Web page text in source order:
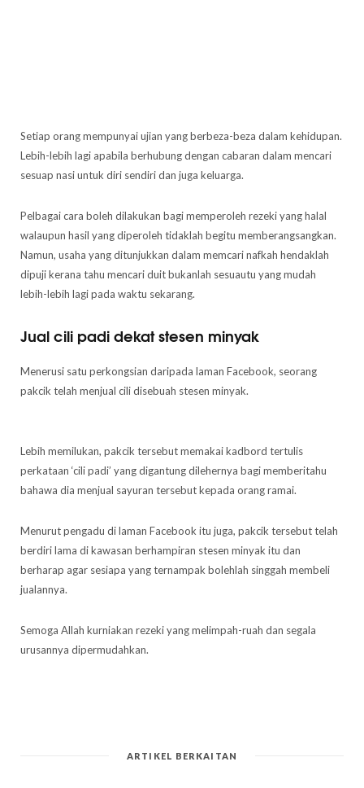
Setiap orang mempunyai ujian yang berbeza-beza dalam kehidupan.
Lebih-lebih lagi apabila berhubung dengan cabaran dalam mencari
sesuap nasi untuk diri sendiri dan juga keluarga.
Pelbagai cara boleh dilakukan bagi memperoleh rezeki yang halal
walaupun hasil yang diperoleh tidaklah begitu memberangsangkan.
Namun, usaha yang ditunjukkan dalam memcari nafkah hendaklah
dipuji kerana tahu mencari duit bukanlah sesuautu yang mudah
lebih-lebih lagi pada waktu sekarang.
Jual cili padi dekat stesen minyak
Menerusi satu perkongsian daripada laman Facebook, seorang
pakcik telah menjual cili disebuah stesen minyak.
Lebih memilukan, pakcik tersebut memakai kadbord tertulis
perkataan ‘cili padi’ yang digantung dilehernya bagi memberitahu
bahawa dia menjual sayuran tersebut kepada orang ramai.
Menurut pengadu di laman Facebook itu juga, pakcik tersebut telah
berdiri lama di kawasan berhampiran stesen minyak itu dan
berharap agar sesiapa yang ternampak bolehlah singgah membeli
jualannya.
Semoga Allah kurniakan rezeki yang melimpah-ruah dan segala
urusannya dipermudahkan.
ARTIKEL BERKAITAN